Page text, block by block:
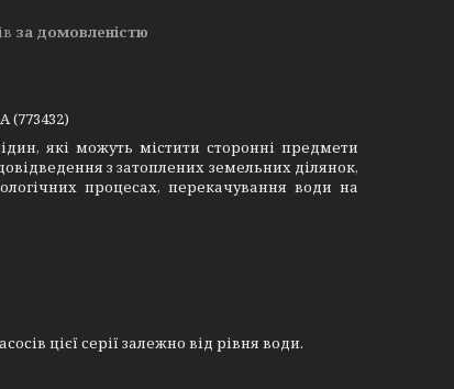
за домовленістю
(773432)
які можуть містити сторонні предмети
з затоплених земельних ділянок,
процесах, перекачування води на
цієї серії залежно від рівня води.